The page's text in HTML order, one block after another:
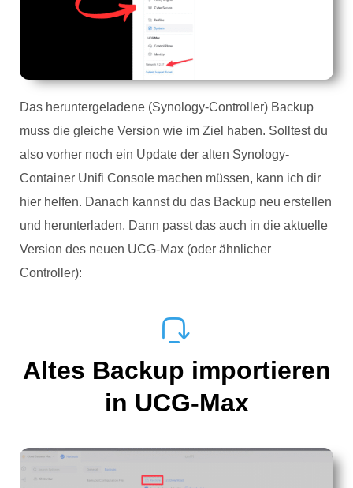
Das heruntergeladene (Synology-Controller) Backup
muss die gleiche Version wie im Ziel haben. Solltest du
also vorher noch ein Update der alten Synology-
Container Unifi Console machen müssen, kann ich dir
hier helfen. Danach kannst du das Backup neu erstellen
und herunterladen. Dann passt das auch in die aktuelle
Version des neuen UCG-Max (oder ähnlicher
Controller):
Altes Backup importieren
in UCG-Max